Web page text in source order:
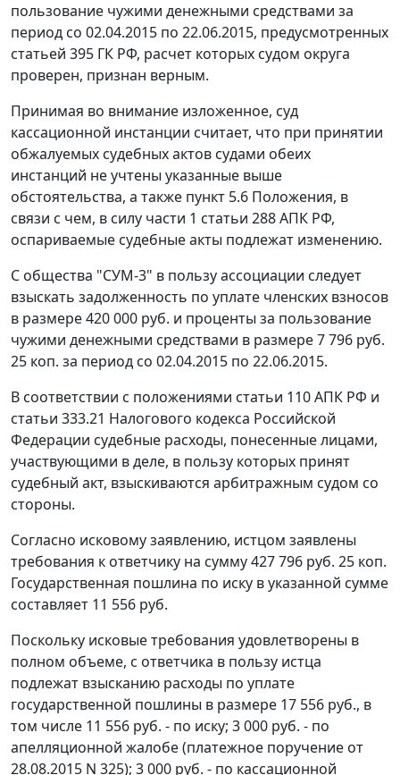
пользование чужими денежными средствами за
период со 02.04.2015 по 22.06.2015, предусмотренных
статьей 395 ГК РФ, расчет которых судом округа
проверен, признан верным.
Принимая во внимание изложенное, суд
кассационной инстанции считает, что при принятии
обжалуемых судебных актов судами обеих
инстанций не учтены указанные выше
обстоятельства, а также пункт 5.6 Положения, в
связи с чем, в силу части 1 статьи 288 АПК РФ,
оспариваемые судебные акты подлежат изменению.
С общества "СУМ-3" в пользу ассоциации следует
взыскать задолженность по уплате членских взносов
в размере 420 000 руб. и проценты за пользование
чужими денежными средствами в размере 7 796 руб.
25 коп. за период со 02.04.2015 по 22.06.2015.
В соответствии с положениями статьи 110 АПК РФ и
статьи 333.21 Налогового кодекса Российской
Федерации судебные расходы, понесенные лицами,
участвующими в деле, в пользу которых принят
судебный акт, взыскиваются арбитражным судом со
стороны.
Согласно исковому заявлению, истцом заявлены
требования к ответчику на сумму 427 796 руб. 25 коп.
Государственная пошлина по иску в указанной сумме
составляет 11 556 руб.
Поскольку исковые требования удовлетворены в
полном объеме, с ответчика в пользу истца
подлежат взысканию расходы по уплате
государственной пошлины в размере 17 556 руб., в
том числе 11 556 руб. - по иску; 3 000 руб. - по
апелляционной жалобе (платежное поручение от
28.08.2015 N 325); 3 000 руб. - по кассационной